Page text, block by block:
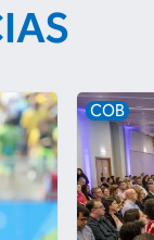
COB